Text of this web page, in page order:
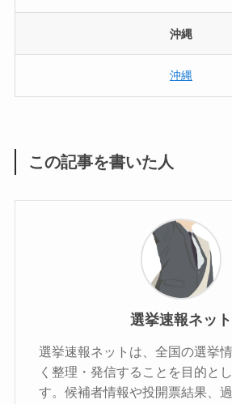
沖縄
沖縄
この記事を書いた人
選挙速報ネット
選挙速報ネットは、全国の選挙
く整理・発信することを目的と
す。候補者情報や投開票結果、